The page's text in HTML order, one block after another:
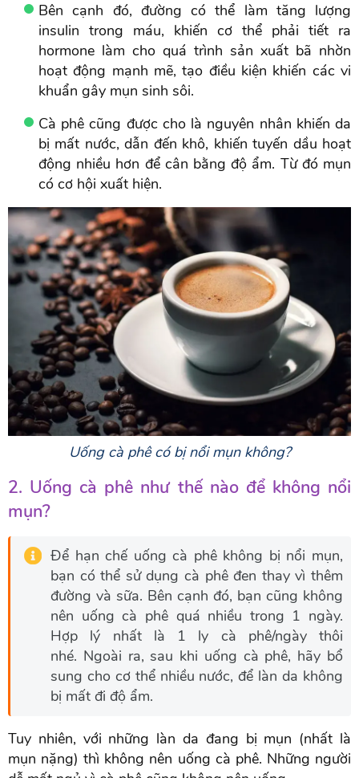
Bên cạnh đó, đường có thể làm tăng lượng
insulin trong máu, khiến cơ thể phải tiết ra
hormone làm cho quá trình sản xuất bã nhờn
hoạt động mạnh mẽ, tạo điều kiện khiến các vi
khuẩn gây mụn sinh sôi.
Cà phê cũng được cho là nguyên nhân khiến da
bị mất nước, dẫn đến khô, khiến tuyến dầu hoạt
động nhiều hơn để cân bằng độ ẩm. Từ đó mụn
có cơ hội xuất hiện.
Uống cà phê có bị nổi mụn không?
2. Uống cà phê như thế nào để không nổi
mụn?
Để hạn chế uống cà phê không bị nổi mụn,
bạn có thể sử dụng cà phê đen thay vì thêm
đường và sữa. Bên cạnh đó, bạn cũng không
nên uống cà phê quá nhiều trong 1 ngày.
Hợp lý nhất là 1 ly cà phê/ngày thôi
nhé. Ngoài ra, sau khi uống cà phê, hãy bổ
sung cho cơ thể nhiều nước, để làn da không
bị mất đi độ ẩm.
Tuy nhiên, với những làn da đang bị mụn (nhất là
mụn nặng) thì không nên uống cà phê. Những người